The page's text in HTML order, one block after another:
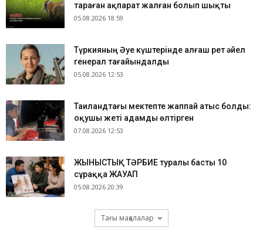
тараған ақпарат жалған болып шықты
05.08.2026 18:59
Түркияның Әуе күштерінде алғаш рет әйел
генерал тағайындалды
05.08.2026 12:53
Таиландтағы мектепте жаппай атыс болды:
оқушы жеті адамды өлтірген
07.08.2026 12:53
ЖЫНЫСТЫҚ ТӘРБИЕ туралы басты 10
сұраққа ЖАУАП
05.08.2026 20:39
Тағы мақалалар